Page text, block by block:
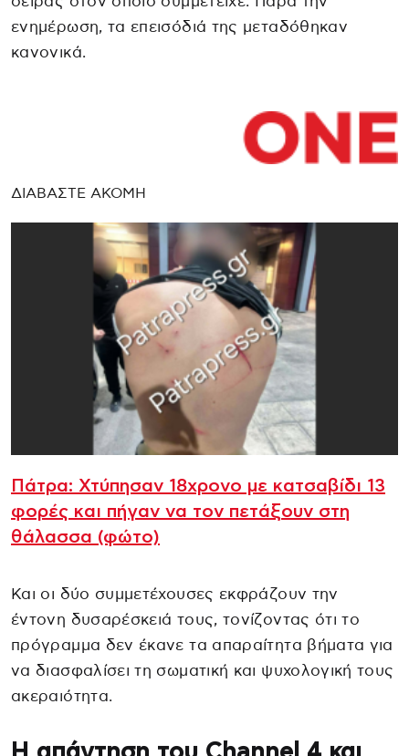
ενημέρωση, τα επεισόδιά της μεταδόθηκαν
κανονικά.
ΔΙΑΒΑΣΤΕ ΑΚΟΜΗ
Πάτρα: Χτύπησαν 18χρονο με κατσαβίδι 13
φορές και πήγαν να τον πετάξουν στη
θάλασσα (φώτο)
Και οι δύο συμμετέχουσες εκφράζουν την
έντονη δυσαρέσκειά τους, τονίζοντας ότι το
πρόγραμμα δεν έκανε τα απαραίτητα βήματα για
να διασφαλίσει τη σωματική και ψυχολογική τους
ακεραιότητα.